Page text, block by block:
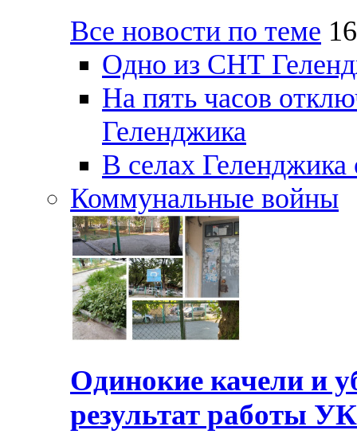
Все новости по теме
Одно из СНТ
На пять часов
Геленджика
В селах Геленджика
Коммунальные войны
Одинокие качели и
результат работы